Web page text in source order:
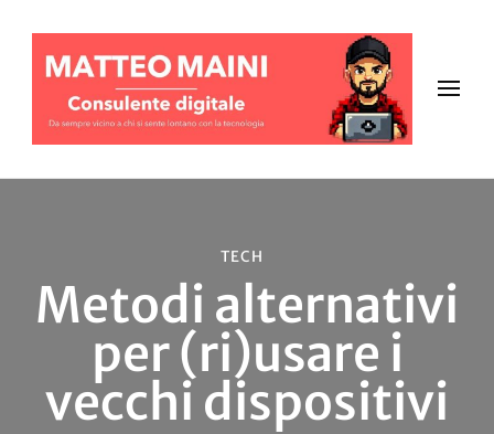
TECH
Metodi alternativi
per (ri)usare i
vecchi dispositivi